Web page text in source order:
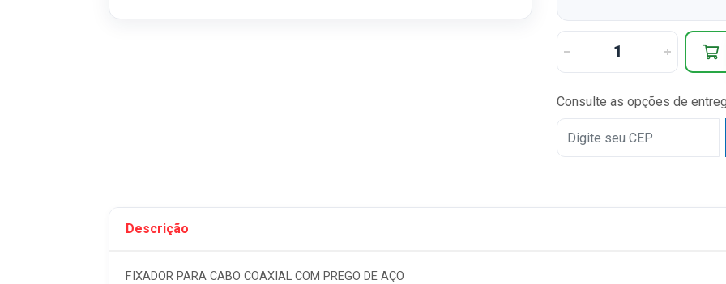
Consulte as opções de
Descrição
FIXADOR PARA CABO COAXIAL COM PREGO DE AÇO